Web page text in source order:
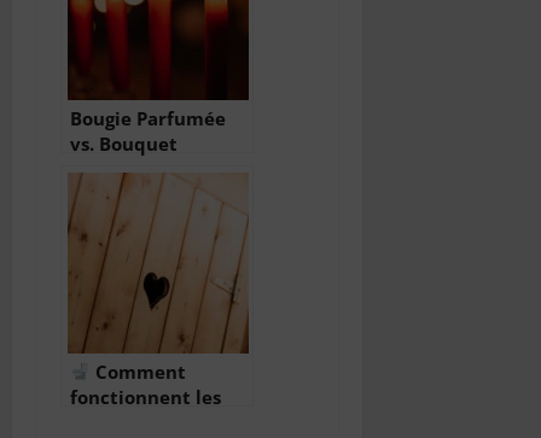
Bougie Parfumée
vs. Bouquet
Senteur : Lequel
Choisir pour
Parfumer Votre
Intérieur ?
Comment
fonctionnent les